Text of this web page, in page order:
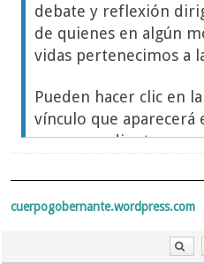
debate y reflexión
de quienes en algún
vidas pertenecimos a la
Pueden hacer clic en
vínculo que aparecerá
correspondiente.
Estoy seguro que en
documentarse más
cuerpogobernante.wordpress.com